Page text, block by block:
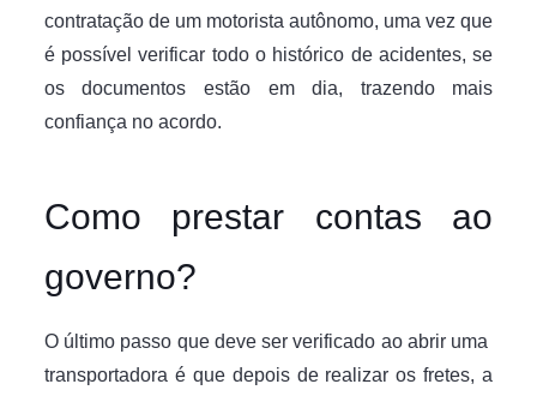
contratação de um motorista autônomo, uma vez que
é possível verificar todo o histórico de acidentes, se
os documentos estão em dia, trazendo mais
confiança no acordo.
Como prestar contas ao
governo?
O último passo que deve ser verificado ao abrir uma
transportadora é que depois de realizar os fretes, a